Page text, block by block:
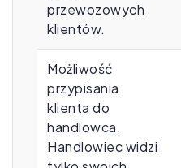
przewozowych
klientów.
Możliwość
przypisania
klienta do
handlowca.
Handlowiec widzi